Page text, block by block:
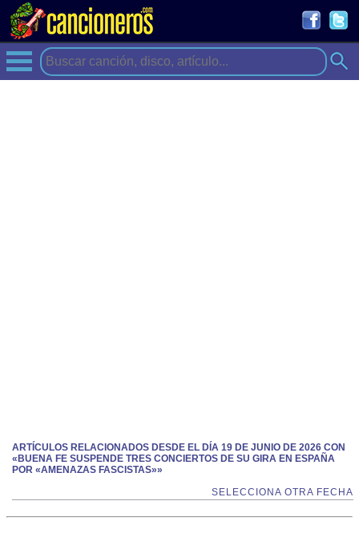
ARTÍCULOS RELACIONADOS DESDE EL DÍA 19 DE JUNIO DE 2026 CON
«BUENA FE SUSPENDE TRES CONCIERTOS DE SU GIRA EN ESPAÑA
POR «AMENAZAS FASCISTAS»»
SELECCIONA OTRA FECHA